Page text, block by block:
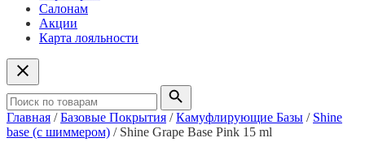
Салонам
Акции
Карта лояльности
Главная /Базовые Покрытия /Камуфлирующие Базы / Shine
base (с шиммером) / Shine Grape Base Pink 15 ml